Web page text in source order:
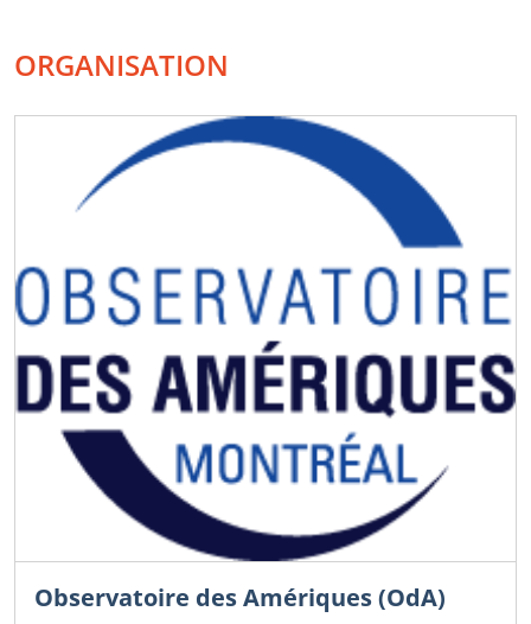
ORGANISATION
Observatoire des Amériques (OdA)